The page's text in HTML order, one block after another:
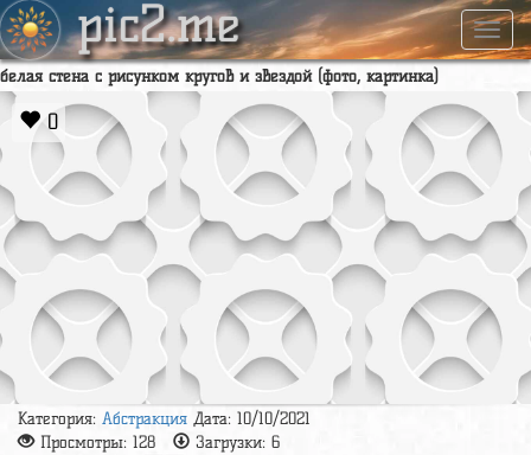
pic2.me
белая стена с рисунком кругов и звездой (фото, картинка)
0
Категория: Абстракция Дата: 10/10/2021
Просмотры: 128 Загрузки: 6